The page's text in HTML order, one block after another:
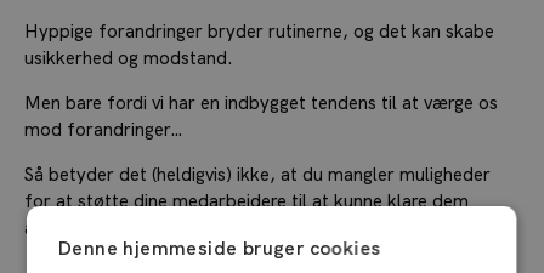
Hyppige forandringer bryder rutinerne, og det kan skabe
usikkerhed og modstand.
Men bare fordi vi har en indbygget tendens til at værge os
mod forandringer…
Så betyder det (heldigvis) ikke, at du mangler muligheder
for at støtte dine medarbejdere til at kunne klare dem
alligevel.
Denne hjemmeside bruger cookies